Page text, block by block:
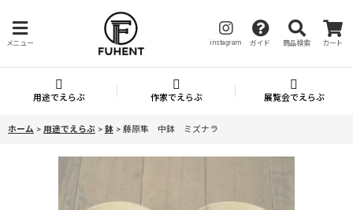
メニュー instagram ガイド 商品検索 カート
用途でえらぶ 作家でえらぶ 展覧会でえらぶ
ホーム > 用途でえらぶ > 鉢 > 藤原隼 中鉢 ミズナラ